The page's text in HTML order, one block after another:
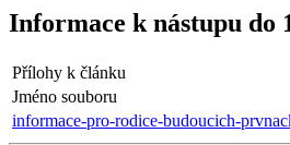
Informace k nástupu do
Přílohy k článku
Jméno souboru
informace-pro-rodice-budoucich-